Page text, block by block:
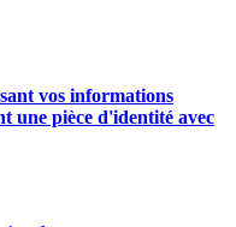
à terme
vos informations
une pièce d'identité avec